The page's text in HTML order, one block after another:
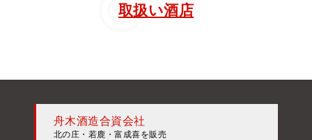
取扱い酒店
舟木酒造合資会社
北の庄・若鹿・富成喜を販売